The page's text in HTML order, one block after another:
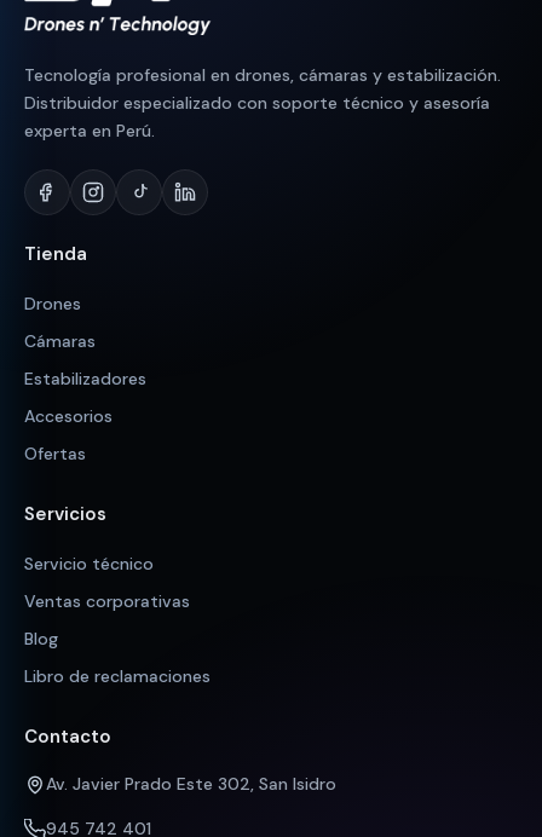
Tecnología profesional en drones, cámaras y estabilización.
Distribuidor especializado con soporte técnico y asesoría
experta en Perú.
Tienda
Drones
Cámaras
Estabilizadores
Accesorios
Ofertas
Servicios
Servicio técnico
Ventas corporativas
Blog
Libro de reclamaciones
Contacto
Av. Javier Prado Este 302, San Isidro
945 742 401